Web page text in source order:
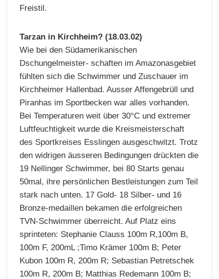
Freistil.
Tarzan in Kirchheim? (18.03.02)
Wie bei den Südamerikanischen
Dschungelmeister- schaften im Amazonasgebiet
fühlten sich die Schwimmer und Zuschauer im
Kirchheimer Hallenbad. Ausser Affengebrüll und
Piranhas im Sportbecken war alles vorhanden.
Bei Temperaturen weit über 30°C und extremer
Luftfeuchtigkeit wurde die Kreismeisterschaft
des Sportkreises Esslingen ausgeschwitzt. Trotz
den widrigen äusseren Bedingungen drückten die
19 Nellinger Schwimmer, bei 80 Starts genau
50mal, ihre persönlichen Bestleistungen zum Teil
stark nach unten. 17 Gold- 18 Silber- und 16
Bronze-medaillen bekamen die erfolgreichen
TVN-Schwimmer überreicht. Auf Platz eins
sprinteten: Stephanie Clauss 100m R,100m B,
100m F, 200mL ;Timo Krämer 100m B; Peter
Kubon 100m R, 200m R; Sebastian Petretschek
100m R, 200m B; Matthias Redemann 100m B;